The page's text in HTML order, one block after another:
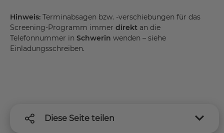
Hinweis: Terminabsagen bzw. -verschiebungen für das
Screening-Programm immer direkt an die
Telefonnummer in Schwerin wenden – siehe
Einladungsschreiben.
Diese Seite teilen